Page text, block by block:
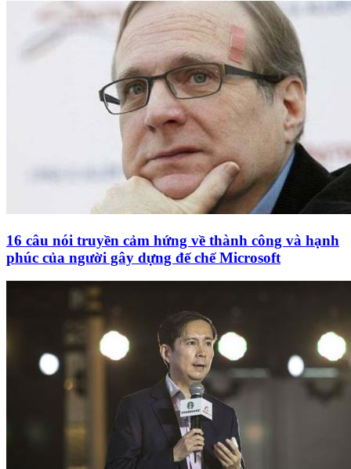
16 câu nói truyền cảm hứng về thành công và hạnh
phúc của người gây dựng đế chế Microsoft